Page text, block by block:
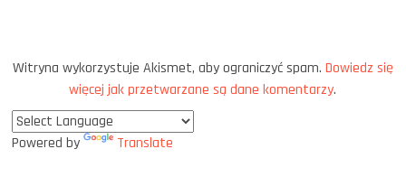
Witryna wykorzystuje Akismet, aby ograniczyć spam. Dowiedz się
więcej jak przetwarzane są dane komentarzy.
Powered by Translate